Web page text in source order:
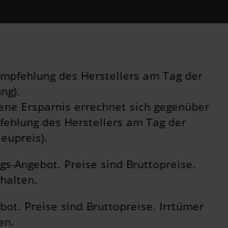
des Herstellers am Tag der
Ersparnis errechnet sich gegenüber
des Herstellers am Tag der
Angebot. Preise sind Bruttopreise.
Preise sind Bruttopreise. Irrtümer